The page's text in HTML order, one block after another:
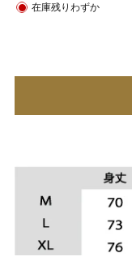
在庫残りわずか